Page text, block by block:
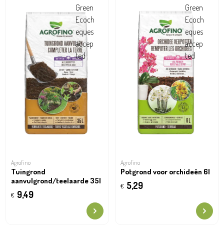
Agrofino
Tuingrond
aanvulgrond/teelaarde 35l
€ 9,49
Agrofino
Potgrond voor orchideën 6l
€ 5,29